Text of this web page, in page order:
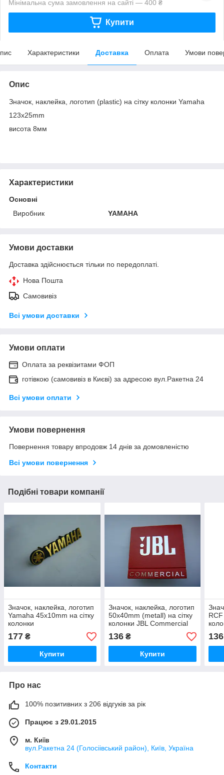
Мінімальна сума замовлення на сайті — 400 ₴
Купити
Характеристики Доставка Оплата Умови
Опис
Значок, наклейка, логотип (plastic) на сітку колонки Yamaha
123x25mm
висота 8мм
Характеристики
Основні
Виробник
YAMAHA
Умови доставки
Доставка здійснюється тільки по передоплаті.
Нова Пошта
Самовивіз
Всі умови доставки
Умови оплати
Оплата за реквізитами ФОП
готівкою (самовивіз в Києві) за адресою вул.Ракетна 24
Всі умови оплати
Умови повернення
Повернення товару впродовж 14 днів за домовленістю
Всі умови повернення
Подібні товари компанії
Значок, наклейка, логотип
Yamaha 45x10mm на сітку
колонки
177 ₴
Купити
Значок, наклейка, логотип
50x40mm (metall) на сітку
колонки JBL Commercial
136₴
Купити
136
Про нас
100% позитивних з 206 відгуків за рік
Працює з 29.01.2015
м. Київ
вул.Ракетна 24 (Голосіівський район), Київ, Україна
Контакти